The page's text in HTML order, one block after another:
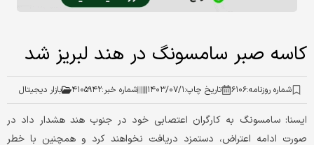
کاسه صبر سامسونگ در هند لبریز شد
شماره روزنامه:۶۱۰۶ تاریخ چاپ:۱۴۰۳/۰۷/۱ شماره خبر:۴۱۰۵۹۴۲ بازار دیجیتال
ایسنا: سامسونگ به کارگران اعتصابی خود در جنوب هند هشدار داد در
صورت ادامه اعتراض، دستمزد دریافت نخواهند کرد و همچنین با خطر